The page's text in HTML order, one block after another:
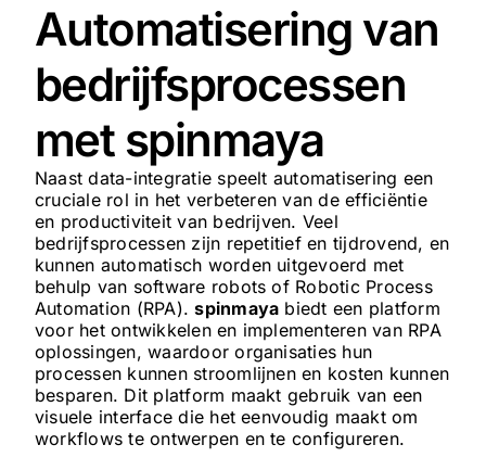
Automatisering van
bedrijfsprocessen
met spinmaya
Naast data-integratie speelt automatisering een
cruciale rol in het verbeteren van de efficiëntie
en productiviteit van bedrijven. Veel
bedrijfsprocessen zijn repetitief en tijdrovend, en
kunnen automatisch worden uitgevoerd met
behulp van software robots of Robotic Process
Automation (RPA).spinmaya biedt een platform
voor het ontwikkelen en implementeren van RPA
oplossingen, waardoor organisaties hun
processen kunnen stroomlijnen en kosten kunnen
besparen. Dit platform maakt gebruik van een
visuele interface die het eenvoudig maakt om
workflows te ontwerpen en te configureren.